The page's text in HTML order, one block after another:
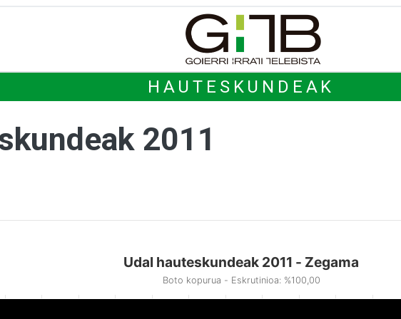
HAUTESKUNDEAK
2011
Udal hauteskundeak 2011 - Zegama
Boto kopurua - Eskrutinioa: %100,00